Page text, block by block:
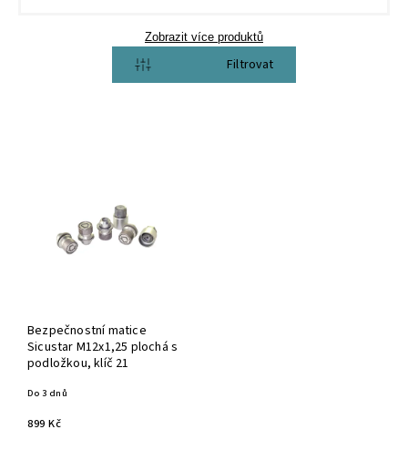
Zobrazit více produktů
Otevřít filtr
Bezpečnostní matice
Sicustar M12x1,25 plochá s
podložkou, klíč 21
Do 3 dnů
899 Kč